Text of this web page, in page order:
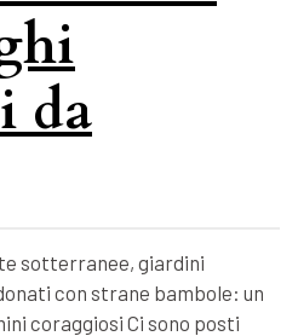
da
sotterranee, giardini
con strane bambole: un
coraggiosi Ci sono posti